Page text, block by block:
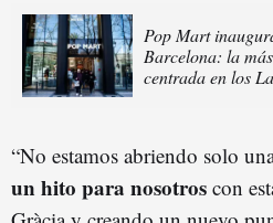
Pop Mart
Barcelona: la
centrada en los
“No estamos abriendo solo
un hito para nosotros con